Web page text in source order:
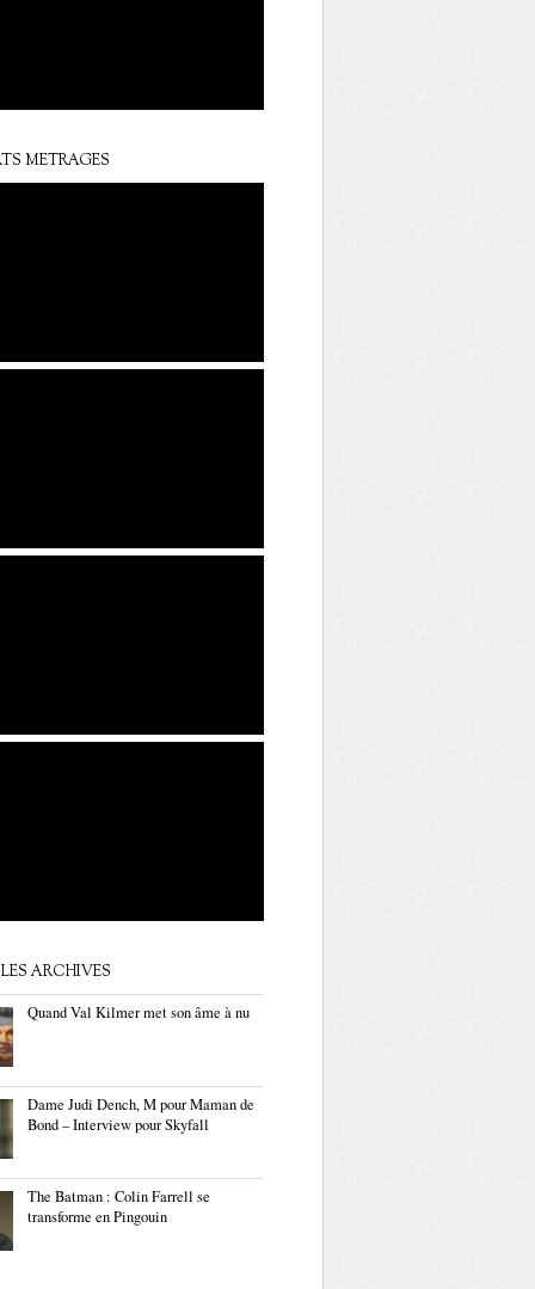
METRAGES
ARCHIVES
Quand Val Kilmer met son âme à nu
Dame Judi Dench, M pour Maman de
Bond – Interview pour Skyfall
The Batman : Colin Farrell se
transforme en Pingouin